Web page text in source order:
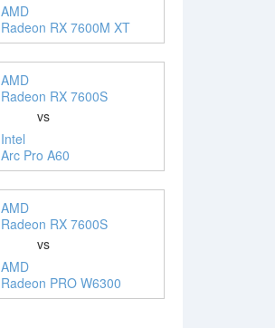
AMD
Radeon RX 7600M XT
AMD
Radeon RX 7600S
vs
Intel
Arc Pro A60
AMD
Radeon RX 7600S
vs
AMD
Radeon PRO W6300